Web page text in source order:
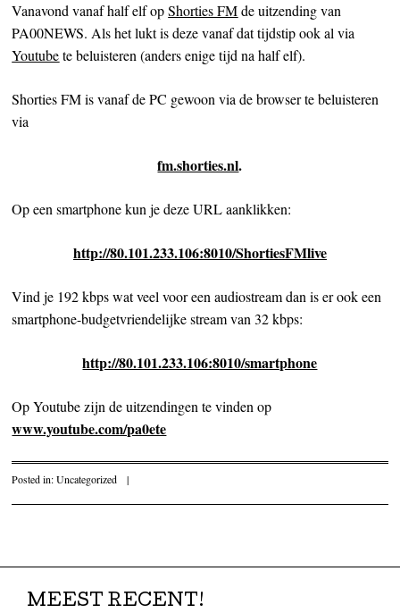
Vanavond vanaf half elf opShorties FMde uitzending van
PA00NEWS. Als het lukt is deze vanaf dat tijdstip ook al via
Youtubete beluisteren (anders enige tijd na half elf).
Shorties FM is vanaf de PC gewoon via de browser te beluisteren
via
fm.shorties.nl.
Op een smartphone kun je deze URL aanklikken:
http://80.101.233.106:8010/ShortiesFMlive
Vind je 192 kbps wat veel voor een audiostream dan is er ook een
smartphone-budgetvriendelijke stream van 32 kbps:
http://80.101.233.106:8010/smartphone
Op Youtube zijn de uitzendingen te vinden op
www.youtube.com/pa0ete
Posted in:Uncategorized |
MEEST RECENT!